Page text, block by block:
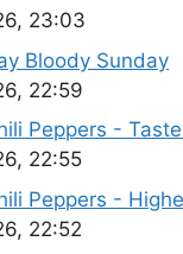
23:03
Bloody Sunday
22:59
Peppers -
22:55
Peppers -
22:52